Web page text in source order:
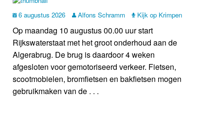
Vacatures
Info
6 augustus 2026 Alfons Schramm Kijk op Krimpen
Op maandag 10 augustus 00.00 uur start
Rijkswaterstaat met het groot onderhoud aan de
Algerabrug. De brug is daardoor 4 weken
afgesloten voor gemotoriseerd verkeer. Fietsen,
scootmobielen, bromfietsen en bakfietsen mogen
gebruikmaken van de . . .